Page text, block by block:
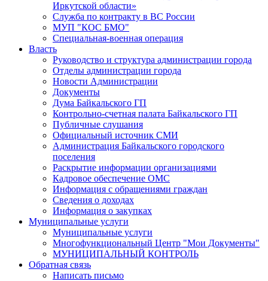
Иркутской области»
Служба по контракту в ВС России
МУП "КОС БМО"
Специальная-военная операция
Власть
Руководство и структура администрации города
Отделы администрации города
Новости Администрации
Документы
Дума Байкальского ГП
Контрольно-счетная палата Байкальского ГП
Публичные слушания
Официальный источник СМИ
Администрация Байкальского городского
поселения
Раскрытие информации организациями
Кадровое обеспечение ОМС
Информация с обращениями граждан
Сведения о доходах
Информация о закупках
Муниципальные услуги
Муниципальные услуги
Многофункциональный Центр "Мои Документы"
МУНИЦИПАЛЬНЫЙ КОНТРОЛЬ
Обратная связь
Написать письмо